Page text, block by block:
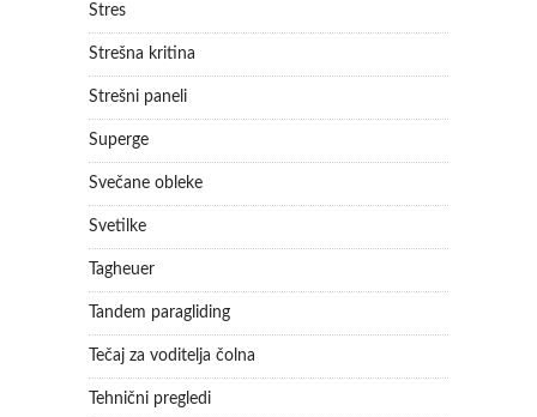
Stres
Strešna kritina
Strešni paneli
Superge
Svečane obleke
Svetilke
Tagheuer
Tandem paragliding
Tečaj za voditelja čolna
Tehnični pregledi